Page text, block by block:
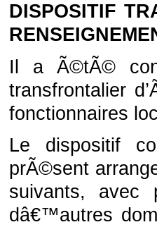
DISPOSITIF
Il a Ã©tÃ©
transfrontalier
fonctionnaires
Le dispositif
prÃ©sent
suivants, avec
dâ€™autres